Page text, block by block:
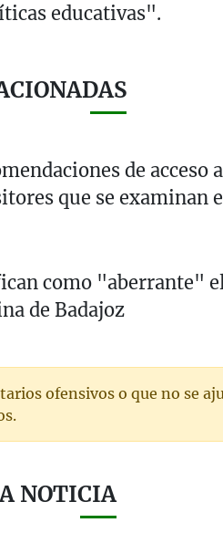
educativas".
de acceso
que se examinan
como "aberrante"
de Badajoz
ofensivos o que no se
NOTICIA